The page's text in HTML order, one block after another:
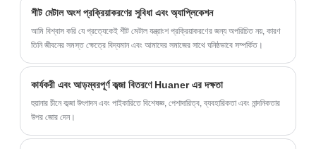
ডিজিটাল সিগনেজ, তথ্য কিওস্ক, স্ব-পরিষেবা টার্মিনাল এবং
চিকিত্সা সরঞ্জাম মাউন্ট করার জন্য ব্যবহার করা যেতে পারে।
আমরা কাস্টমাইজড স্পেসিফিকেশন, উপকরণ, রঙ, লোগো
শীট মেটাল অংশ প্রক্রিয়াকরণের সুবিধা এবং অ্যাপ্লিকেশন
আমি বিশ্বাস করি যে প্রত্যেকেই শীট মেটাল যন্ত্রাংশ প্রক্রিয়াকরণের জন্য অপরিচিত নয়, কারণ
তিনি জীবনের সমস্ত ক্ষেত্রে বিদ্যমান এবং আমাদের সমাজের সাথে ঘনিষ্ঠভাবে সম্পর্কিত।
কার্যকরী এবং আড়ম্বরপূর্ণ কব্জা বিতরণে Huaner এর দক্ষতা
হুয়ানার চীনে কব্জা উৎপাদন এবং পাইকারিতে বিশেষজ্ঞ, পেশাদারিত্ব, ব্যবহারিকতা এবং নান্দনিকতার
উপর জোর দেন।